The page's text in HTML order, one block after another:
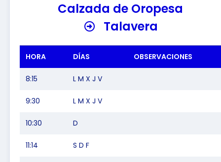
Calzada de Oropesa
Talavera
HORA DÍAS OBSERVACIONES
8:15 L M X J V
9:30 L M X J V
10:30 D
11:14 S D F